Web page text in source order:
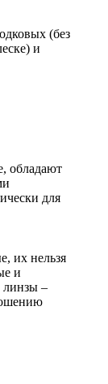
(без
и
обладают
для
их нельзя
и
линзы –